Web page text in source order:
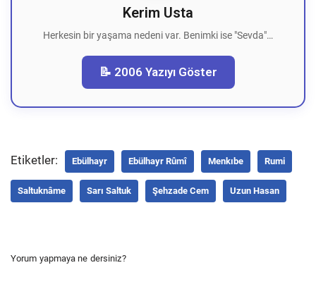
Kerim Usta
Herkesin bir yaşama nedeni var. Benimki ise "Sevda"…
📝 2006 Yazıyı Göster
Etiketler: Ebülhayr Ebülhayr Rûmî Menkıbe Rumi
Saltuknâme Sarı Saltuk Şehzade Cem Uzun Hasan
Yorum yapmaya ne dersiniz?